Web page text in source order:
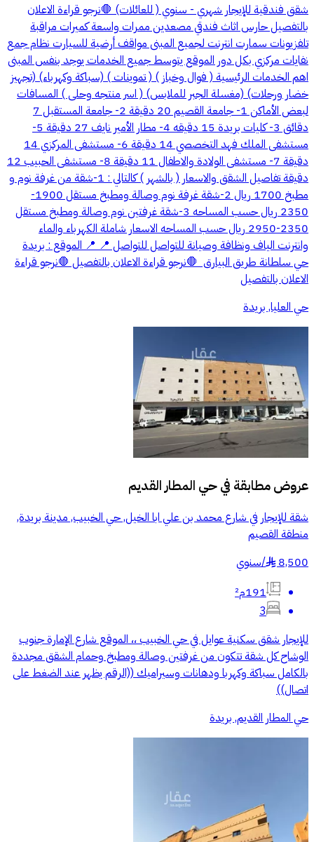
شقق فندقية للإيجار شهري - سنوي ( للعائلات) 🛑نرجو قراءة الاعلان
بالتفصيل حارس اثاث فندقي مصعدين ممرات واسعة كميرات مراقبة
تلفزيونات سمارت انترنت لجميع المبنى مواقف أرضية للسيارت نظام جمع
نفايات مركزي بكل دور الموقع يتوسط جميع الخدمات يوجد بنفس المبنى
اهم الخدمات الرئيسية ( فوال وخباز ) ( تموينات ) (سباكة وكهرباء) (تجهيز
خضار ورحلات) (مغسلة الجبر للملابس) ( اسر منتجه وحلى ) المسافات
لبعض الأماكن 1- جامعة القصيم 20 دقيقة 2- جامعة المستقبل 7
دقائق 3- كليات بريدة 15 دقيقه 4- مطار الأمير نايف 27 دقيقة 5-
مستشفى الملك فهد التخصصي 14 دقيقة 6- مستشفى المركزي 14
دقيقة 7- مستشفى الولادة والاطفال 11 دقيقة 8- مستشفى الحبيب 12
دقيقة تفاصيل الشقق والاسعار ( بالشهر ) كالتالي : 1-شقة من غرفة نوم و
مطبخ 1700 ريال 2-شقة غرفة نوم وصالة ومطبخ مستقل 1900-
2350 ريال حسب المساحه 3-شقة غرفتين نوم وصالة ومطبخ مستقل
2350-2950 ريال حسب المساحه الاسعار شاملة الكهرباء والماء
وانترنت الياف ونظافة وصيانة للتواصل للتواصل 📍 📍 الموقع : بريدة
حي سلطانة طريق البيارق ‬ 🛑نرجو قراءة الاعلان بالتفصيل ‬🛑نرجو قراءة
الاعلان بالتفصيل
حي العليا, بريدة
عروض مطابقة فيحي المطار القديم
شقة للإيجار في شارع محمد بن علي ابا الخيل, حي الخبيب, مدينة بريدة,
منطقة القصيم
8,500
§
/سنوي
191م²
3
للإيجار شقق سكنية عوايل في حي الخبيب ،، الموقع شارع الإمارة جنوب
الوشاح كل شقة تتكون من غرفتين وصالة ومطبخ وحمام الشقق مجددة
بالكامل سباكة وكهربا ودهانات وسيراميك ((الرقم يظهر عند الضغط على
اتصال))
حي المطار القديم, بريدة